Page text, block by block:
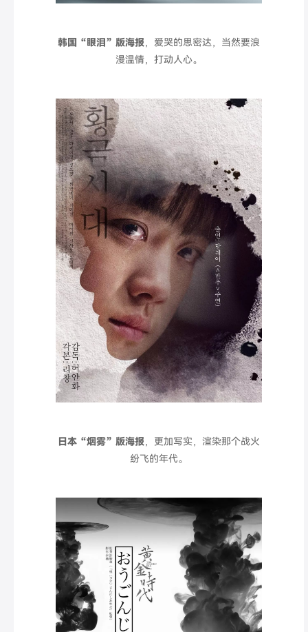
韩国“眼泪” 版海报，爱哭的思密达，当然要浪
漫温情，打动人心。
日本“烟雾” 版海报，更加写实，渲染那个战火
纷飞的年代。